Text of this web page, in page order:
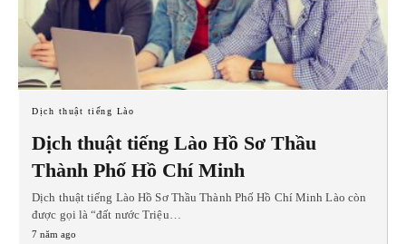
Dịch thuật tiếng Lào
Dịch thuật tiếng Lào Hồ Sơ Thầu
Thành Phố Hồ Chí Minh
Dịch thuật tiếng Lào Hồ Sơ Thầu Thành Phố Hồ Chí Minh Lào còn
được gọi là “đất nước Triệu…
7 năm ago